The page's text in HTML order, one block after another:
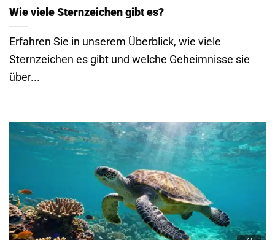
Wie viele Sternzeichen gibt es?
Erfahren Sie in unserem Überblick, wie viele
Sternzeichen es gibt und welche Geheimnisse sie
über...